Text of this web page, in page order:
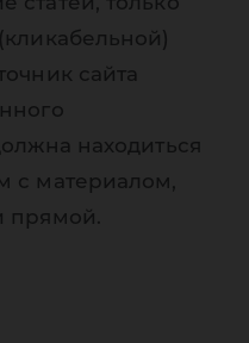
сайта
находиться
с материалом,
прямой.